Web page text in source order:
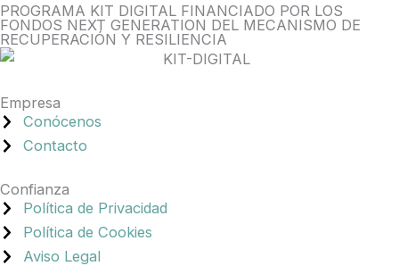
PROGRAMA KIT DIGITAL FINANCIADO POR LOS
FONDOS NEXT GENERATION DEL MECANISMO DE
RECUPERACIÓN Y RESILIENCIA
Empresa
Conócenos
Contacto
Confianza
Política de Privacidad
Política de Cookies
Aviso Legal